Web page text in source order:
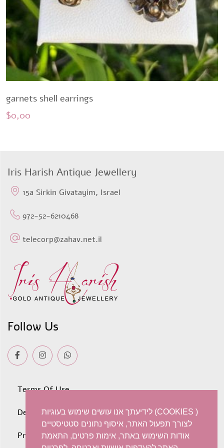
garnets shell earrings
$0,00
Iris Harish Antique Jewellery
15a Sirkin Givatayim, Israel
972-52-6210468
telecorp@zahav.net.il
Follow Us
Terms Of Use
Deliveries
Privacy policy
לידיעתך אנו עושים שימוש בעוגיות (COOKIES )
לצורך תפעול האתר, איסוף נתונים סטטיסטיים
אודות השימוש באתר, אימות פרטים, התאמת